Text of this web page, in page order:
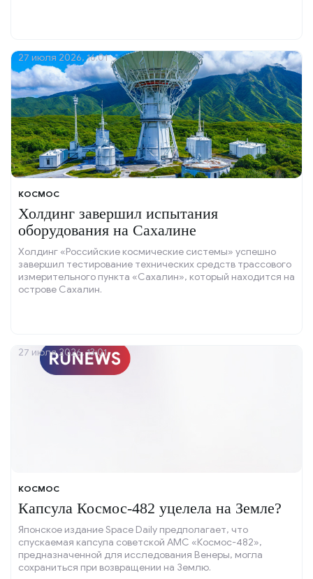
КОСМОС
Холдинг завершил испытания
оборудования на Сахалине
Холдинг «Российские космические системы» успешно
завершил тестирование технических средств трассового
измерительного пункта «Сахалин», который находится на
острове Сахалин.
27 июля 2026, 16:01
КОСМОС
Капсула Космос-482 уцелела на Земле?
Японское издание Space Daily предполагает, что
спускаемая капсула советской АМС «Космос-482»,
предназначенной для исследования Венеры, могла
сохраниться при возвращении на Землю.
27 июля 2026, 13:01